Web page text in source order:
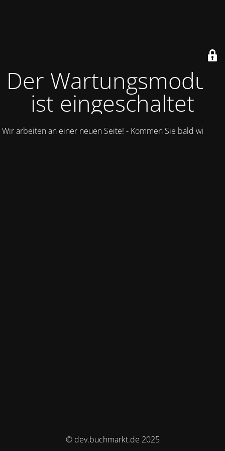
Der Wartungsmodus
ist eingeschaltet
Wir arbeiten an einer neuen Seite! - Kommen Sie bald wieder.
© dev.buchmarkt.de 2025